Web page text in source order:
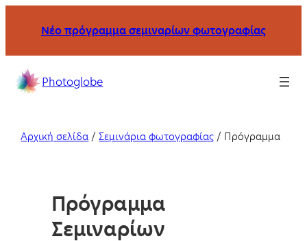
περιεχόμενο
Νέο πρόγραμμα σεμιναρίων φωτογραφίας
Photoglobe
φωτογραφίας
σεμινάρια
και
Θεσσαλονίκη
και
Αρχική σελίδα /Σεμινάρια φωτογραφίας / Πρόγραμμα
Πρόγραμμα
Σεμιναρίων